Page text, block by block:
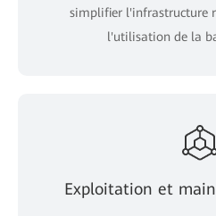
simplifier l'infrastructure
l'utilisation de la
Exploitation et